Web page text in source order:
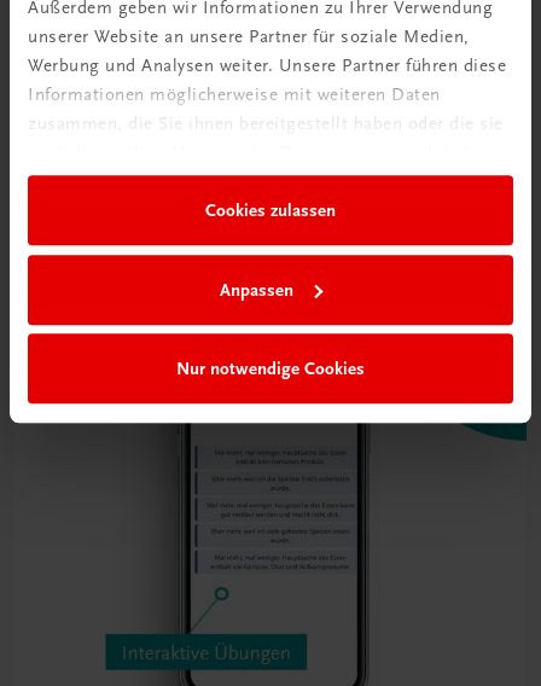
Außerdem geben wir Informationen zu Ihrer Verwendung
unserer Website an unsere Partner für soziale Medien,
Werbung und Analysen weiter. Unsere Partner führen diese
Informationen möglicherweise mit weiteren Daten
zusammen, die Sie ihnen bereitgestellt haben oder die sie
Cookies zulassen
Anpassen
Nur notwendige Cookies
Übungen